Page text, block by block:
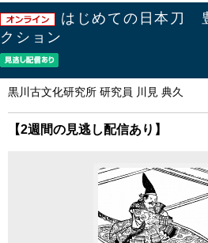
はじめての日本刀
クション
黒川古文化研究所 研究員 川見 典久
【2週間の見逃し配信あり】